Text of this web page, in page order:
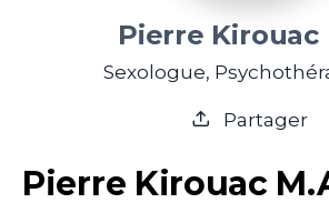
Pierre Kirouac
Sexologue,
Partager
Pierre Kirouac